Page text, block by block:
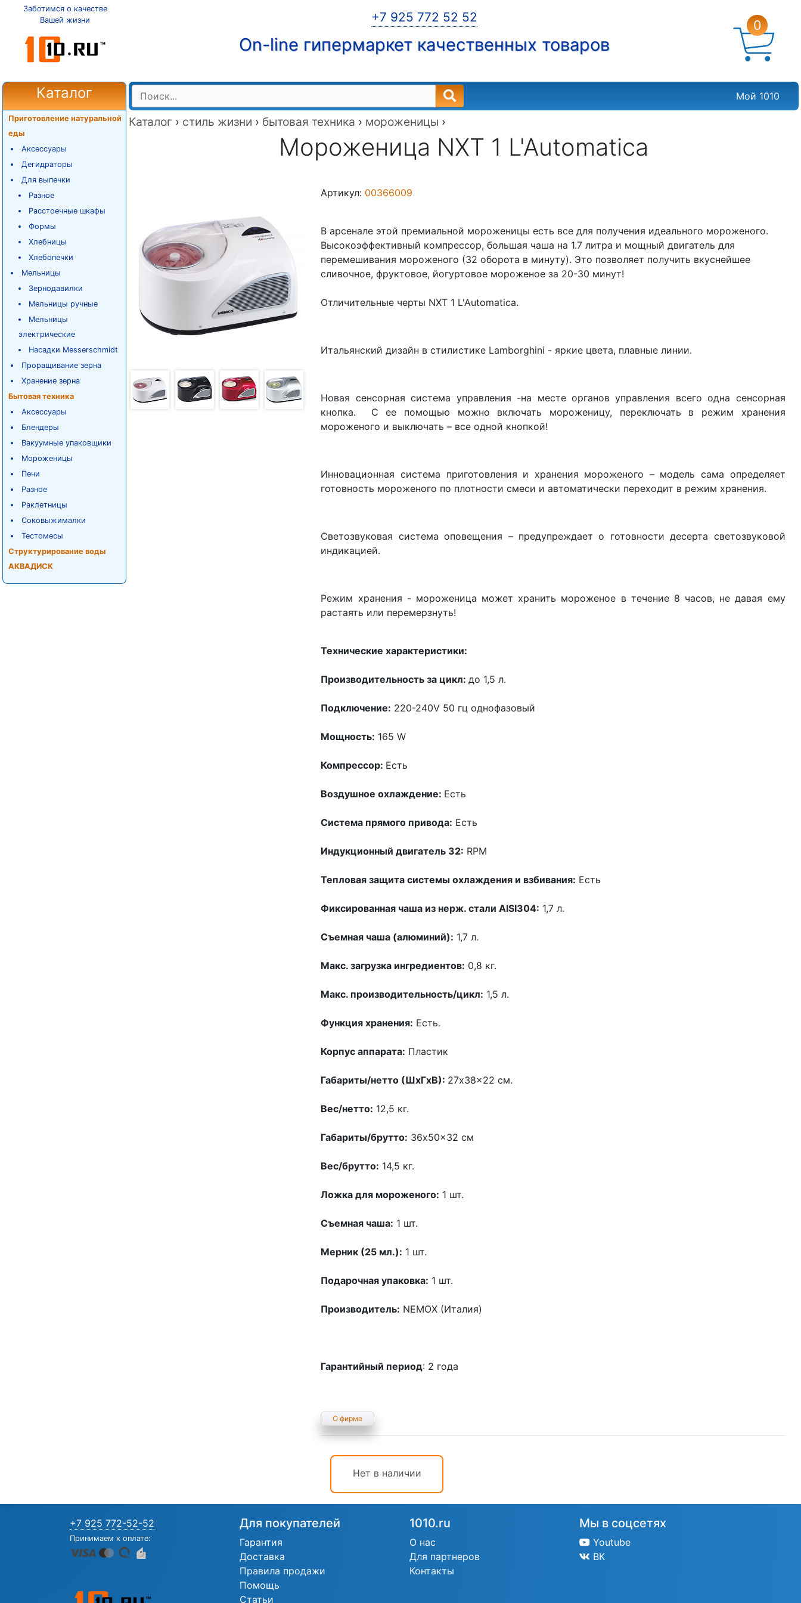
Заботимся о качестве
Вашей жизни
+7 925 772 52 52
On-line гипермаркет качественных товаров
0
Каталог
Приготовление натуральной
еды
Аксессуары
Дегидраторы
Для выпечки
Разное
Расстоечные шкафы
Формы
Хлебницы
Хлебопечки
Мельницы
Зернодавилки
Мельницы ручные
Мельницы
электрические
Насадки Messerschmidt
Проращивание зерна
Хранение зерна
Бытовая техника
Аксессуары
Блендеры
Вакуумные упаковщики
Мороженицы
Печи
Разное
Раклетницы
Соковыжималки
Тестомесы
Структурирование воды
АКВАДИСК
Мой 1010
Каталог › стиль жизни › бытовая техника › мороженицы ›
Мороженица NXT 1 L'Automatica
Артикул: 00366009
В арсенале этой премиальной мороженицы есть все для получения идеального мороженого.
Высокоэффективный компрессор, большая чаша на 1.7 литра и мощный двигатель для
перемешивания мороженого (32 оборота в минуту). Это позволяет получить вкуснейшее
сливочное, фруктовое, йогуртовое мороженое за 20-30 минут!
Отличительные черты NXT 1 L'Automatica.
Итальянский дизайн в стилистике Lamborghini - яркие цвета, плавные линии.
Новая сенсорная система управления -на месте органов управления всего одна сенсорная
кнопка. С ее помощью можно включать мороженицу, переключать в режим хранения
мороженого и выключать – все одной кнопкой!
Инновационная система приготовления и хранения мороженого – модель сама определяет
готовность мороженого по плотности смеси и автоматически переходит в режим хранения.
Светозвуковая система оповещения – предупреждает о готовности десерта светозвуковой
индикацией.
Режим хранения - мороженица может хранить мороженое в течение 8 часов, не давая ему
растаять или перемерзнуть!
Технические характеристики:
Производительность за цикл:до 1,5 л.
Подключение: 220-240V 50 гц однофазовый
Мощность: 165 W
Компрессор: Есть
Воздушное охлаждение: Есть
Система прямого привода: Есть
Индукционный двигатель 32: RPM
Тепловая защита системы охлаждения и взбивания: Есть
Фиксированная чаша из нерж. стали AISI304: 1,7 л.
Съемная чаша (алюминий): 1,7 л.
Макс. загрузка ингредиентов: 0,8 кг.
Макс. производительность/цикл: 1,5 л.
Функция хранения: Есть.
Корпус аппарата: Пластик
Габариты/нетто (ШхГхВ): 27x38x22 см.
Вес/нетто: 12,5 кг.
Габариты/брутто: 36x50x32 см
Вес/брутто: 14,5 кг.
Ложка для мороженого: 1 шт.
Съемная чаша: 1 шт.
Мерник (25 мл.): 1 шт.
Подарочная упаковка: 1 шт.
Производитель: NEMOX (Италия)
Гарантийный период: 2 года
О фирме
Нет в наличии
+7 925 772-52-52
Принимаем к оплате:
Для покупателей
Гарантия
Доставка
Правила продажи
Помощь
Статьи
1010.ru
О нас
Для партнеров
Контакты
Мы в соцсетях
Youtube
ВК